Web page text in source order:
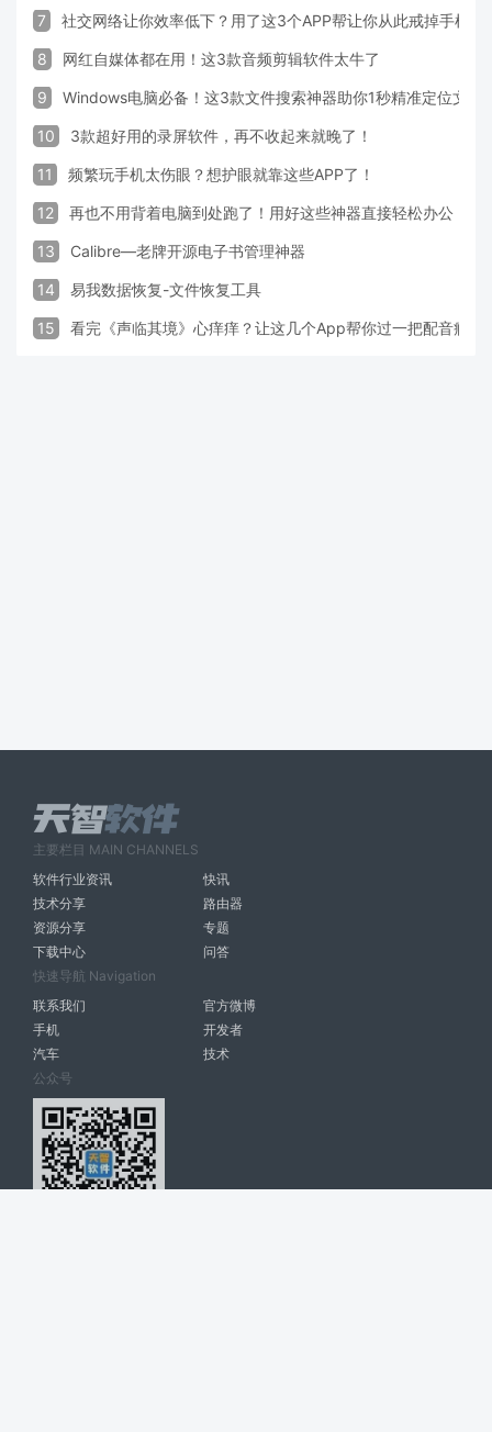
7 社交网络让你效率低下？用了这3个APP帮让你从此戒掉手机！
8 网红自媒体都在用！这3款音频剪辑软件太牛了
9 Windows电脑必备！这3款文件搜索神器助你1秒精准定位文件
10 3款超好用的录屏软件，再不收起来就晚了！
11 频繁玩手机太伤眼？想护眼就靠这些APP了！
12 再也不用背着电脑到处跑了！用好这些神器直接轻松办公
13 Calibre—老牌开源电子书管理神器
14 易我数据恢复-文件恢复工具
15 看完《声临其境》心痒痒？让这几个App帮你过一把配音瘾
主要栏目 MAIN CHANNELS
软件行业资讯
快讯
技术分享
路由器
资源分享
专题
下载中心
问答
快速导航 Navigation
联系我们
官方微博
手机
开发者
汽车
技术
公众号